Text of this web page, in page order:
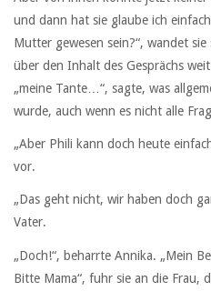
und dann hat sie glaube ich
Mutter gewesen sein?“, wandet
über den Inhalt des Gesprächs
„meine Tante…“, sagte, was
wurde, auch wenn es nicht alle
„Aber Phili kann doch heute
vor.
„Das geht nicht, wir haben doch
Vater.
„Doch!“, beharrte Annika. „Mein
Bitte Mama“, fuhr sie an die Frau,